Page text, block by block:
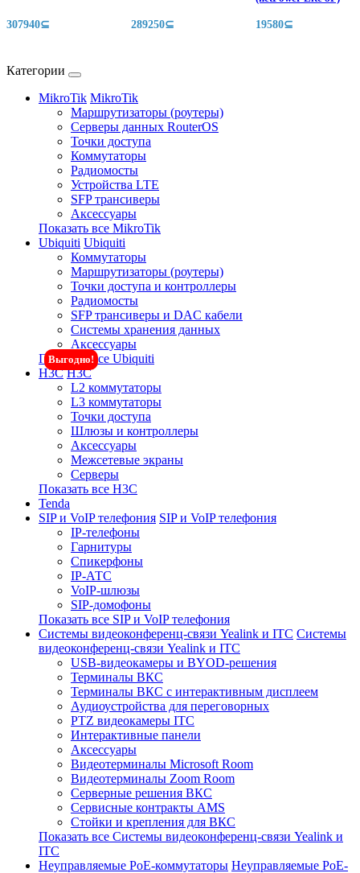
307940⊆ 289250⊆ 19580⊆
Категории
MikroTik MikroTik
Маршрутизаторы (роутеры)
Серверы данных RouterOS
Точки доступа
Коммутаторы
Радиомосты
Устройства LTE
SFP трансиверы
Аксессуары
Показать все MikroTik
Ubiquiti Ubiquiti
Коммутаторы
Маршрутизаторы (роутеры)
Точки доступа и контроллеры
Радиомосты
SFP трансиверы и DAC кабели
Системы хранения данных
Аксессуары
Показать все Ubiquiti
H3C
Выгодно!
H3C
L2 коммутаторы
L3 коммутаторы
Точки доступа
Шлюзы и контроллеры
Аксессуары
Межсетевые экраны
Серверы
Показать все H3C
Tenda
SIP и VoIP телефония SIP и VoIP телефония
IP-телефоны
Гарнитуры
Спикерфоны
IP-АТС
VoIP-шлюзы
SIP-домофоны
Показать все SIP и VoIP телефония
Системы видеоконференц-связи Yealink и ITC Системы
видеоконференц-связи Yealink и ITC
USB-видеокамеры и BYOD-решения
Терминалы ВКС
Терминалы ВКС с интерактивным дисплеем
Аудиоустройства для переговорных
PTZ видеокамеры ITC
Интерактивные панели
Аксессуары
Видеотерминалы Microsoft Room
Видеотерминалы Zoom Room
Серверные решения ВКС
Сервисные контракты AMS
Стойки и крепления для ВКС
Показать все Системы видеоконференц-связи Yealink и
ITC
Неуправляемые PoE-коммутаторы Неуправляемые PoE-